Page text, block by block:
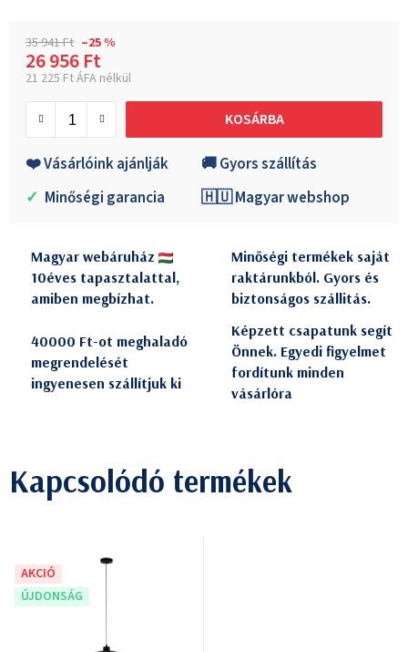
35 941 Ft –25 %
26 956 Ft
21 225 Ft ÁFA nélkül
KOSÁRBA
❤️ Vásárlóink ajánlják
🚚 Gyors szállítás
✓ Minőségi garancia 🇭🇺 Magyar webshop
Magyar webáruház
10éves tapasztalattal,
amiben megbízhat.
Minőségi termékek saját
raktárunkból. Gyors és
biztonságos szállitás.
40000 Ft-ot meghaladó
megrendelését
ingyenesen szállítjuk ki
Képzett csapatunk segít
Önnek. Egyedi figyelmet
fordítunk minden
vásárlóra
Kapcsolódó termékek
AKCIÓ
ÚJDONSÁG